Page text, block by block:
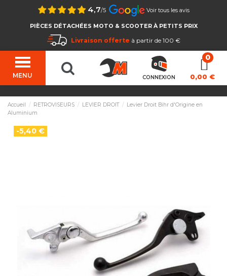
4,7/5 Voir tous les avis
PIÈCES DÉTACHÉES MOTO & SCOOTER À PETITS PRIX
Livraison offerte à partir de 100 €
MENU CONNEXION 0,00 €
Accueil RETROVISEURS LEVIER DROIT
Levier Droit Bihr d'Origine en
Aluminium
-5,40 €